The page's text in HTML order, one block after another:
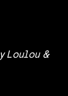
Loulou &